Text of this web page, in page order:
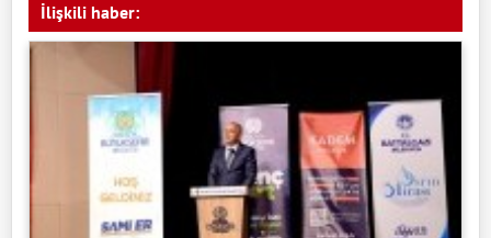
İlişkili haber: